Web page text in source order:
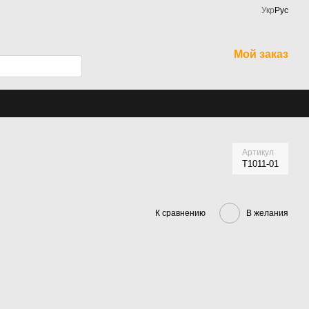
Укр Рус
Мой заказ
Артикул
Т1011-01
К сравнению В желания